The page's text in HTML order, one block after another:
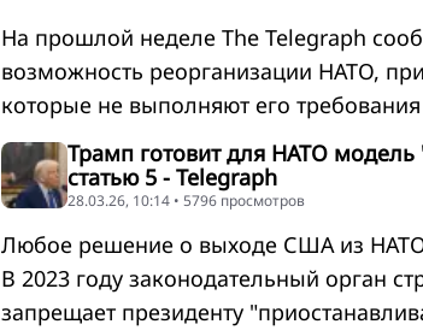
На прошлой неделе The Telegraph
возможность реорганизации НАТО,
которые не выполняют его
Трамп готовит для НАТО модель
статью 5 - Telegraph
28.03.26, 10:14 • 5796 просмотров
Любое решение о выходе США из НАТО
В 2023 году законодательный орган
запрещает президенту